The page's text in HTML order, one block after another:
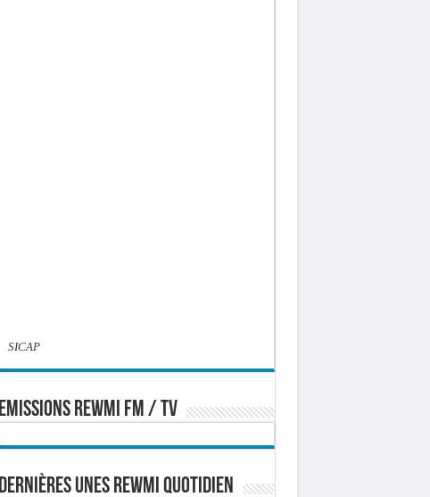
SICAP
EMISSIONS REWMI FM / TV
Dernières Unes Rewmi Quotidien